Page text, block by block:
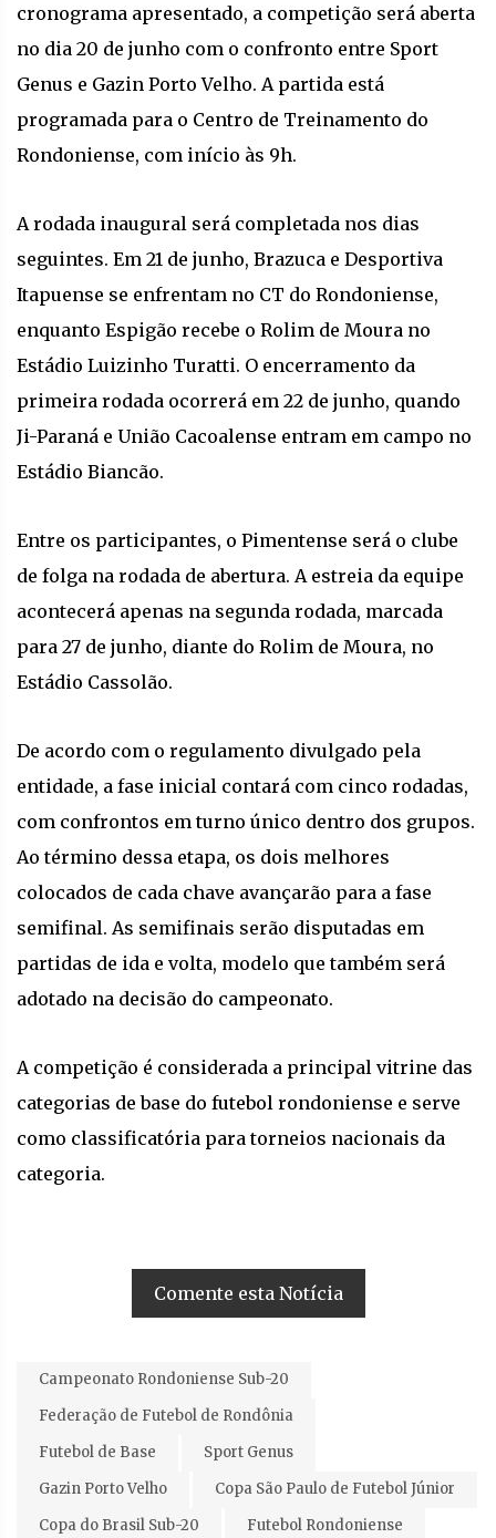
cronograma apresentado, a competição será aberta
no dia 20 de junho com o confronto entre Sport
Genus e Gazin Porto Velho. A partida está
programada para o Centro de Treinamento do
Rondoniense, com início às 9h.
A rodada inaugural será completada nos dias
seguintes. Em 21 de junho, Brazuca e Desportiva
Itapuense se enfrentam no CT do Rondoniense,
enquanto Espigão recebe o Rolim de Moura no
Estádio Luizinho Turatti. O encerramento da
primeira rodada ocorrerá em 22 de junho, quando
Ji-Paraná e União Cacoalense entram em campo no
Estádio Biancão.
Entre os participantes, o Pimentense será o clube
de folga na rodada de abertura. A estreia da equipe
acontecerá apenas na segunda rodada, marcada
para 27 de junho, diante do Rolim de Moura, no
Estádio Cassolão.
De acordo com o regulamento divulgado pela
entidade, a fase inicial contará com cinco rodadas,
com confrontos em turno único dentro dos grupos.
Ao término dessa etapa, os dois melhores
colocados de cada chave avançarão para a fase
semifinal. As semifinais serão disputadas em
partidas de ida e volta, modelo que também será
adotado na decisão do campeonato.
A competição é considerada a principal vitrine das
categorias de base do futebol rondoniense e serve
como classificatória para torneios nacionais da
categoria.
Comente esta Notícia
Campeonato Rondoniense Sub-20
Federação de Futebol de Rondônia
Futebol de Base
Sport Genus
Gazin Porto Velho
Copa São Paulo de Futebol Júnior
Copa do Brasil Sub-20
Futebol Rondoniense